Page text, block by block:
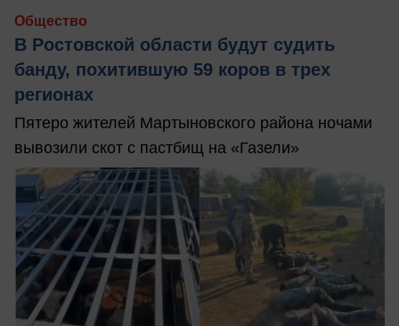
Общество
В Ростовской области будут судить
банду, похитившую 59 коров в трех
регионах
Пятеро жителей Мартыновского района ночами
вывозили скот с пастбищ на «Газели»